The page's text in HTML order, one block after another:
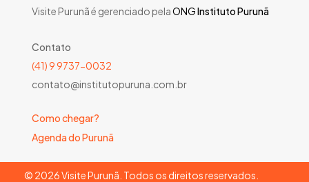
Visite Purunã é gerenciado pelaONGInstituto Purunã
Contato
(41) 9 9737-0032
contato@institutopuruna.com.br
Como chegar?
Agenda do Purunã
© 2026Visite Purunã. Todos os direitos reservados.